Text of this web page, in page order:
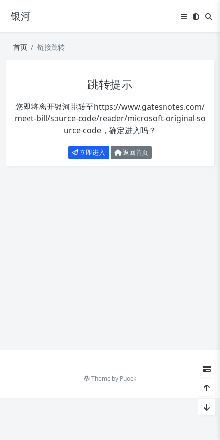
银河
首页 链接跳转
跳转提示
您即将离开银河跳转至https://www.gatesnotes.com/
meet-bill/source-code/reader/microsoft-original-so
urce-code ，确定进入吗？
立即进入 返回首页
Theme by Puock